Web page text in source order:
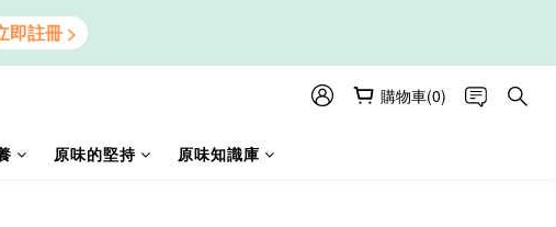
購物車(0)
原味的堅持 原味知識庫